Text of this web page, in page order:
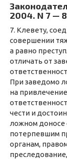
2004. N 7 — 8
7. Клевету,
совершении
а равно
отличать от
При заведомо
на
чести и
ложном
потерпевшим
органам,